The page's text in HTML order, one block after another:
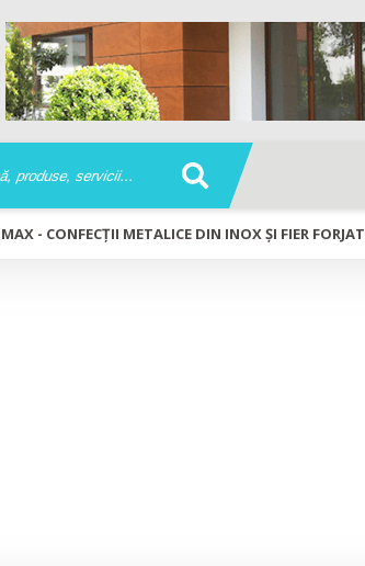
- CONFECȚII METALICE DIN INOX ȘI FIER FORJAT